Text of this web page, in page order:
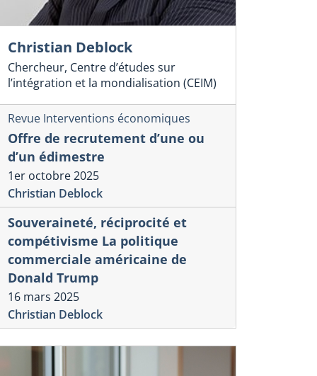
Christian Deblock
Chercheur, Centre d’études sur
l’intégration et la mondialisation (CEIM)
Revue Interventions économiques
Offre de recrutement d’une ou
d’un édimestre
1er octobre 2025
Christian Deblock
Souveraineté, réciprocité et
compétivisme La politique
commerciale américaine de
Donald Trump
16 mars 2025
Christian Deblock